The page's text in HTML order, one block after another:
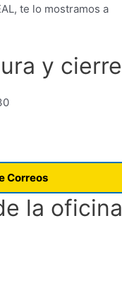
te lo mostramos a
y cierre
Correos
la oficina